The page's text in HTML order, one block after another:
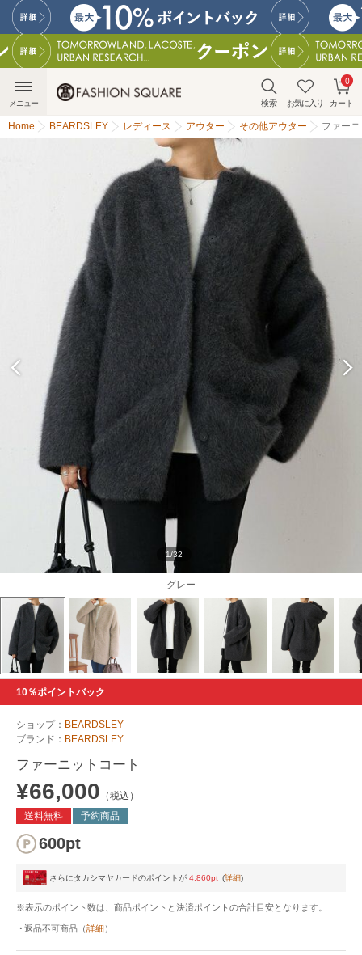
検索 お気に入り カート
0
メニュー
Home BEARDSLEY レディース アウター その他アウター ファー
グレー
1/32
10％ポイントバック
ショップ： BEARDSLEY
ブランド： BEARDSLEY
ファーニットコート
¥66,000 （税込）
送料無料
予約商品
600pt
さらにタカシマヤカードのポイントが 4,860pt (詳細)
※表示のポイント数は、商品ポイントと決済ポイントの合計目安となります。
返品不可商品 （詳細）